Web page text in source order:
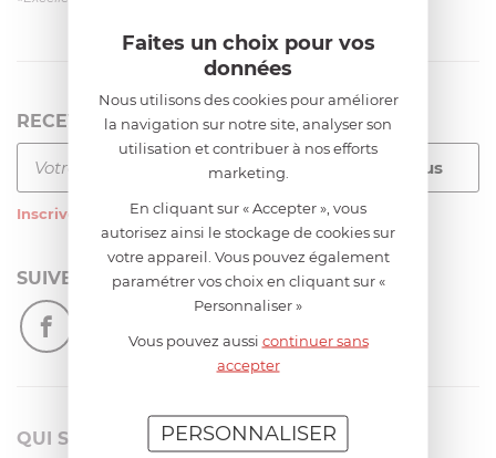
RECEVEZ LA NEWSLETTER
Inscrivez-vous à notre newsletter
SUIVEZ-NOUS
QUI SOMMES-NOUS?
Faites un choix pour vos
données
Nous utilisons des cookies pour améliorer
la navigation sur notre site, analyser son
utilisation et contribuer à nos efforts
marketing.
En cliquant sur « Accepter », vous
autorisez ainsi le stockage de cookies sur
votre appareil. Vous pouvez également
paramétrer vos choix en cliquant sur «
Personnaliser »
Vous pouvez aussi continuer sans
accepter
PERSONNALISER